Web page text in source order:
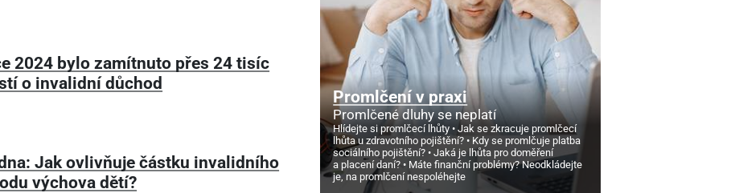
2024 bylo zamítnuto přes 24 tisíc
o invalidní důchod
Jak ovlivňuje částku invalidního
výchova dětí?
Promlčení v praxi
Promlčené dluhy se neplatí
Hlídejte si promlčecí lhůty
Jak se zkracuje promlčecí
lhůta u zdravotního pojištění?
Kdy se promlčuje platba
sociálního pojištění?
Jaká je lhůta pro doměření
a placení daní?
Máte finanční problémy? Neodkládejte
je, na promlčení nespoléhejte